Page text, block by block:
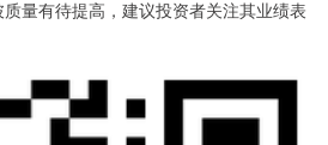
量有待提高，建议投资者关注其业绩表